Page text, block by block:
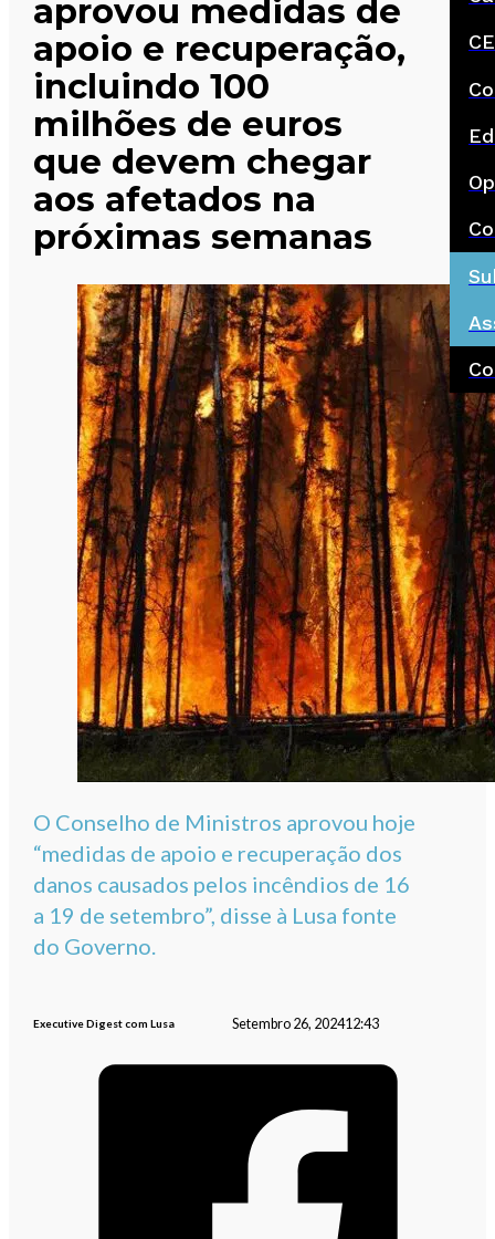
aprovou medidas de
apoio e recuperação,
incluindo 100
milhões de euros
que devem chegar
aos afetados na
próximas semanas
O Conselho de Ministros aprovou hoje
“medidas de apoio e recuperação dos
danos causados pelos incêndios de 16
a 19 de setembro”, disse à Lusa fonte
do Governo.
Executive Digest com Lusa Setembro 26, 202412:43